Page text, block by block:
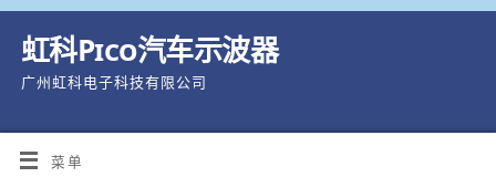
虹科Pico汽车示波器
广州虹科电子科技有限公司
菜单